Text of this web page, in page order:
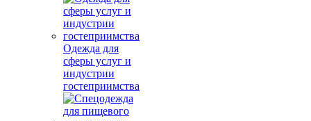
Одежда для
сферы услуг и
индустрии
гостеприимства